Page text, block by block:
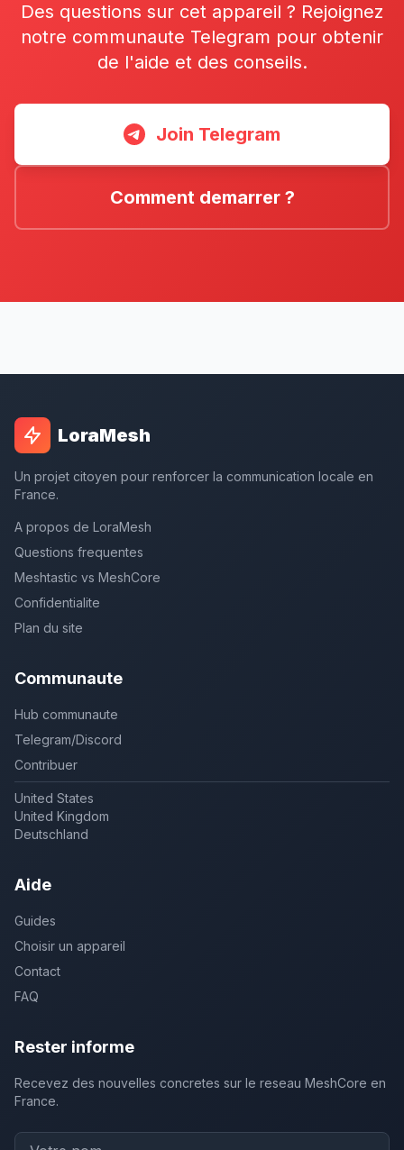
Des questions sur cet appareil ? Rejoignez
notre communaute Telegram pour obtenir
de l'aide et des conseils.
Join Telegram
Comment demarrer ?
LoraMesh
Un projet citoyen pour renforcer la communication locale en
France.
A propos de LoraMesh
Questions frequentes
Meshtastic vs MeshCore
Confidentialite
Plan du site
Communaute
Hub communaute
Telegram/Discord
Contribuer
United States
United Kingdom
Deutschland
Aide
Guides
Choisir un appareil
Contact
FAQ
Rester informe
Recevez des nouvelles concretes sur le reseau MeshCore en
France.